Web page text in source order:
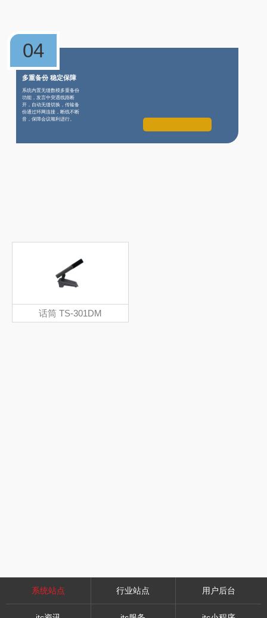
04
多重备份 稳定保障
系统内置无缝数模多重备份
功能，发言中突遇线路断
开，自动无缝切换，传输备
份通过环网连接，断线不断
音，保障会议顺利进行。
话筒 TS-301DM
系统站点 行业站点 用户后台